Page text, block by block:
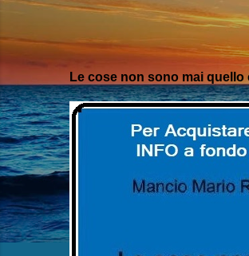
Le cose non sono mai